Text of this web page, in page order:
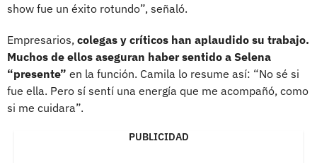
show fue un éxito rotundo”, señaló.
Empresarios, colegas y críticos han aplaudido su trabajo.
Muchos de ellos aseguran haber sentido a Selena
“presente” en la función. Camila lo resume así: “No sé si
fue ella. Pero sí sentí una energía que me acompañó, como
si me cuidara”.
PUBLICIDAD